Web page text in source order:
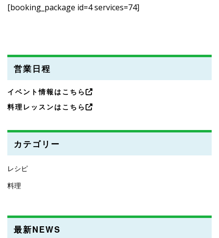
[booking_package id=4 services=74]
営業日程
イベント情報はこちら
料理レッスンはこちら
カテゴリー
レシピ
料理
最新NEWS